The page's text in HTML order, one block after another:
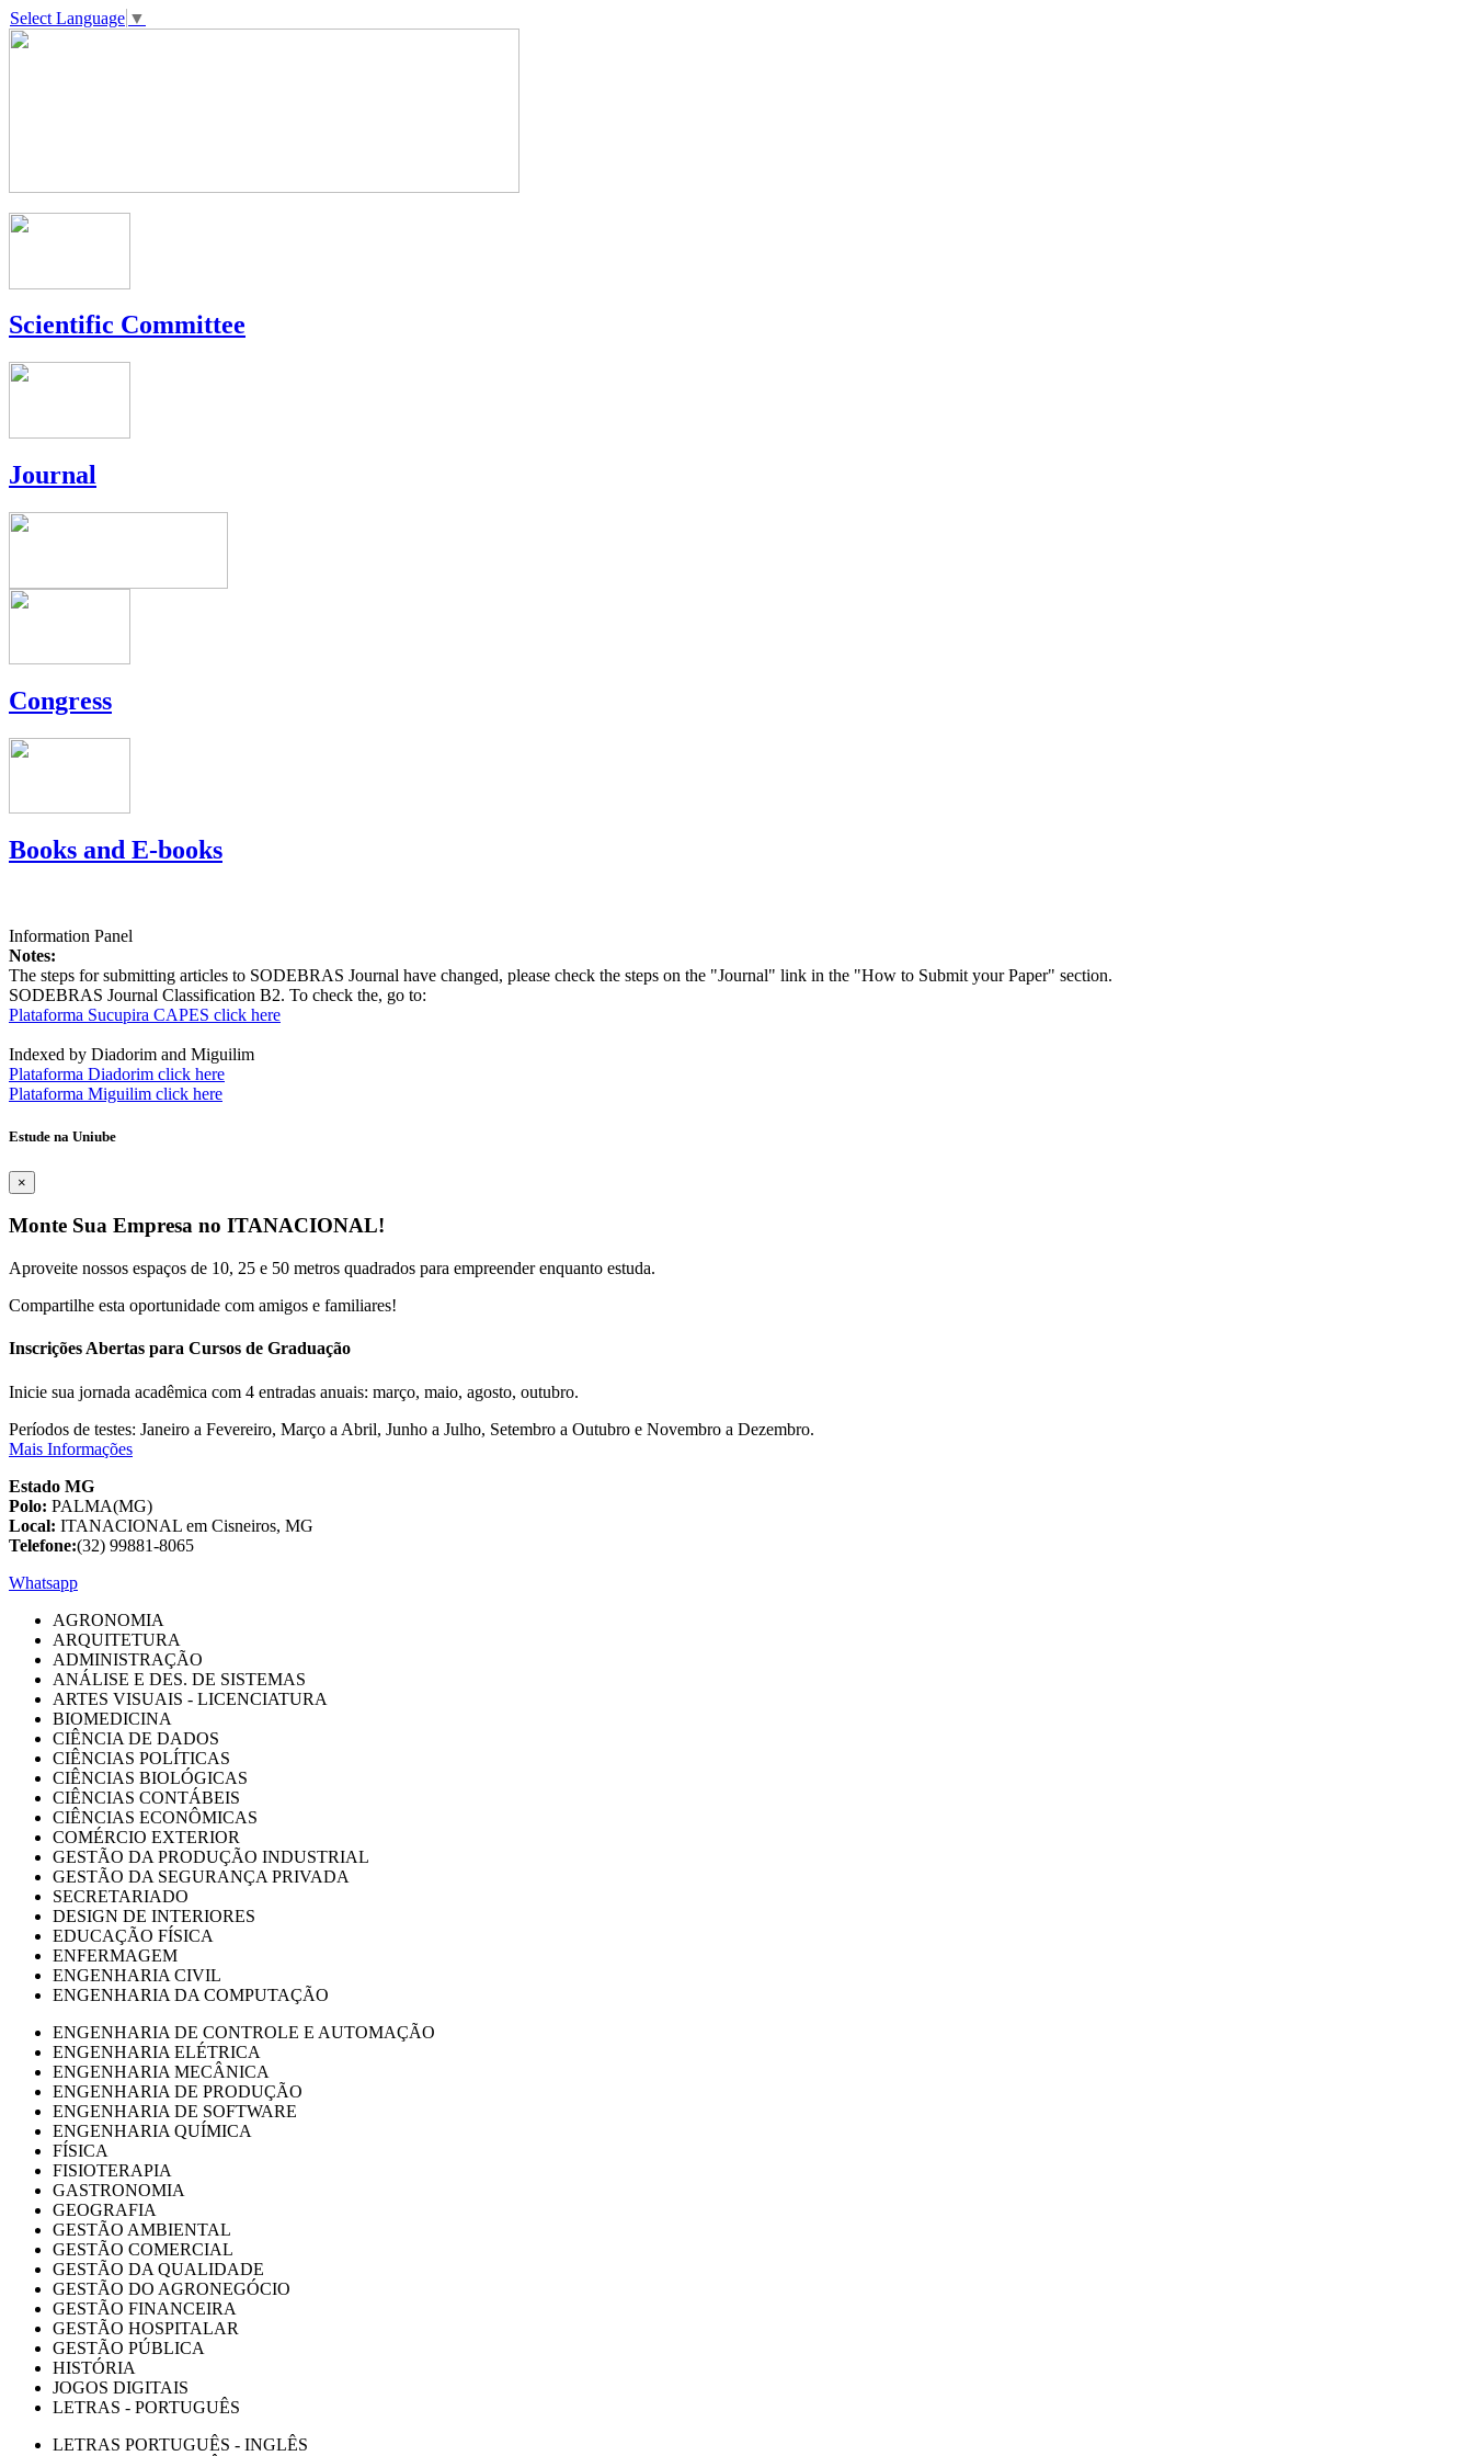
Select Language ▼
Scientific Committee
Journal
Congress
Books and E-books
Information Panel
Notes:
The steps for submitting articles to SODEBRAS Journal have changed, please check the steps on the "Journal" link in the "How to Submit your Paper" section.
SODEBRAS Journal Classification B2. To check the, go to:
Plataforma Sucupira CAPES click here
Indexed by Diadorim and Miguilim
Plataforma Diadorim click here
Plataforma Miguilim click here
Estude na Uniube
×
Monte Sua Empresa no ITANACIONAL!
Aproveite nossos espaços de 10, 25 e 50 metros quadrados para empreender enquanto estuda.
Compartilhe esta oportunidade com amigos e familiares!
Inscrições Abertas para Cursos de Graduação
Inicie sua jornada acadêmica com 4 entradas anuais: março, maio, agosto, outubro.
Períodos de testes: Janeiro a Fevereiro, Março a Abril, Junho a Julho, Setembro a Outubro e Novembro a Dezembro.
Mais Informações
Estado MG
Polo: PALMA(MG)
Local: ITANACIONAL em Cisneiros, MG
Telefone:(32) 99881-8065
Whatsapp
AGRONOMIA
ARQUITETURA
ADMINISTRAÇÃO
ANÁLISE E DES. DE SISTEMAS
ARTES VISUAIS - LICENCIATURA
BIOMEDICINA
CIÊNCIA DE DADOS
CIÊNCIAS POLÍTICAS
CIÊNCIAS BIOLÓGICAS
CIÊNCIAS CONTÁBEIS
CIÊNCIAS ECONÔMICAS
COMÉRCIO EXTERIOR
GESTÃO DA PRODUÇÃO INDUSTRIAL
GESTÃO DA SEGURANÇA PRIVADA
SECRETARIADO
DESIGN DE INTERIORES
EDUCAÇÃO FÍSICA
ENFERMAGEM
ENGENHARIA CIVIL
ENGENHARIA DA COMPUTAÇÃO
ENGENHARIA DE CONTROLE E AUTOMAÇÃO
ENGENHARIA ELÉTRICA
ENGENHARIA MECÂNICA
ENGENHARIA DE PRODUÇÃO
ENGENHARIA DE SOFTWARE
ENGENHARIA QUÍMICA
FÍSICA
FISIOTERAPIA
GASTRONOMIA
GEOGRAFIA
GESTÃO AMBIENTAL
GESTÃO COMERCIAL
GESTÃO DA QUALIDADE
GESTÃO DO AGRONEGÓCIO
GESTÃO FINANCEIRA
GESTÃO HOSPITALAR
GESTÃO PÚBLICA
HISTÓRIA
JOGOS DIGITAIS
LETRAS - PORTUGUÊS
LETRAS PORTUGUÊS - INGLÊS